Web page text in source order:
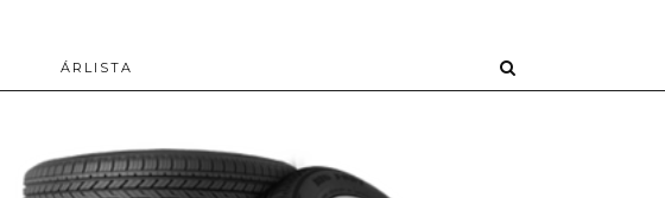
ÁRLISTA